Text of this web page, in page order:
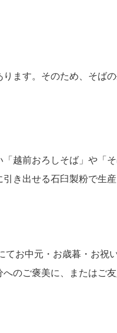
ます。そのため、そば
越前おろしそば」や「
き出せる石臼製粉で生産
お中元・お歳暮・お
のご褒美に、またはご